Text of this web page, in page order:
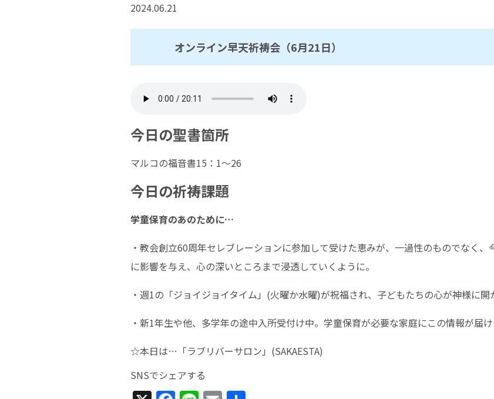
2024.06.21
オンライン早天祈祷会（6月21日）
今日の聖書箇所
マルコの福音書15：1〜26
今日の祈祷課題
学童保育のあのために…
・教会創立60周年セレブレーションに参加して受けた恵みが、一過性のものでなく
に影響を与え、心の深いところまで浸透していくように。
・週1の「ジョイジョイタイム」(火曜か水曜)が祝福され、子どもたちの心が神様に開
・新1年生や他、多学年の途中入所受付け中。学童保育が必要な家庭にこの情報が届け
☆本日は…「ラブリバーサロン」(SAKAESTA)
SNSでシェアする